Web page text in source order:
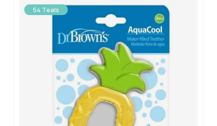
54 Teals